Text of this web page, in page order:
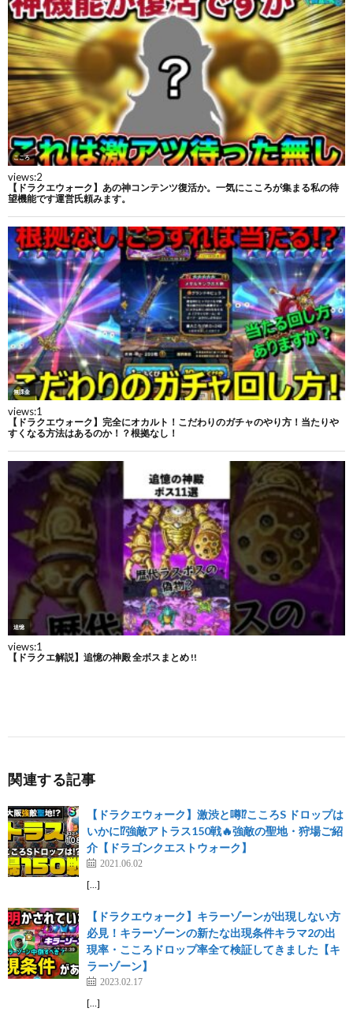
関連する記事
【ドラクエウォーク】激渋と噂⁉️こころS ドロップは
いかに⁉️強敵アトラス150戦🔥強敵の聖地・狩場ご紹
介【ドラゴンクエストウォーク】
2021.06.02
[…]
【ドラクエウォーク】キラーゾーンが出現しない方
必見！キラーゾーンの新たな出現条件キラマ2の出
現率・こころドロップ率全て検証してきました【キ
ラーゾーン】
2023.02.17
[…]